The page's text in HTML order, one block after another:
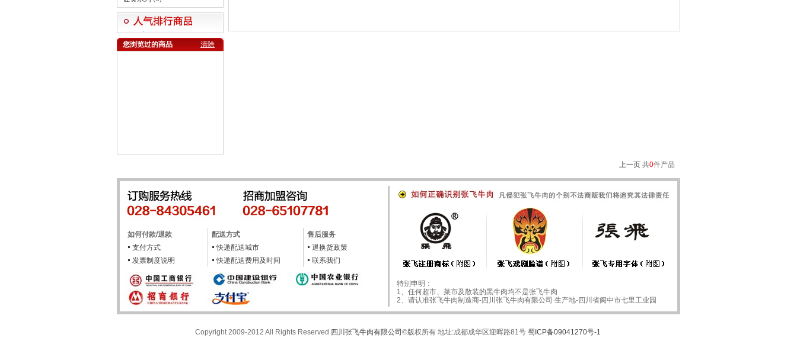
您浏览过的商品 清除
上一页 共0件产品
如何付款/退款
支付方式
发票制度说明
配送方式
快递配送城市
快递配送费用及时间
售后服务
退换货政策
联系我们
特别申明：
1、任何超市、菜市及散装的黑牛肉均不是张飞牛肉
2、请认准张飞牛肉制造商-四川张飞牛肉有限公司 生产地-四川省阆中市七里工业园
Copyright 2009-2012 All Rights Reserved 四川张飞牛肉有限公司 ©版权所有 地址:成都成华区迎晖路81号 蜀ICP备09041270号-1